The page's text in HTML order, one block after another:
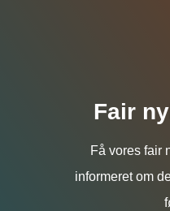
Fair
Få vores fair
informeret om